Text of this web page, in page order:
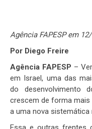
Agência FAPESP em
Por Diego Freire
Agência FAPESP –
em Israel, uma das
do desenvolvimento
crescem de forma mais
a uma nova